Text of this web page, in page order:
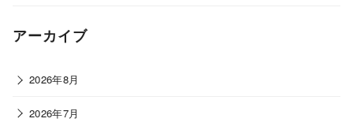
アーカイブ
2026年8月
2026年7月